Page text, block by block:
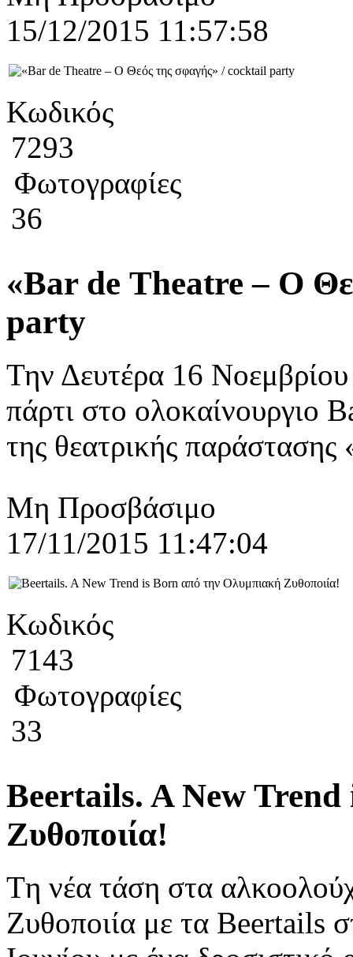
15/12/2015 11:57:58
Κωδικός
7293
Φωτογραφίες
36
«Βar de Τheatre – Ο
party
Την Δευτέρα 16
πάρτι στο ολοκαίνουργιο
της θεατρικής
Μη Προσβάσιμο
17/11/2015 11:47:04
Κωδικός
7143
Φωτογραφίες
33
Beertails. A New
Ζυθοποιία!
Tη νέα τάση στα
Ζυθοποιία με τα Beertails